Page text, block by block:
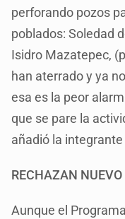
perforando pozos
poblados: Soledad
Isidro Mazatepec,
han aterrado y ya
esa es la peor
que se pare la
añadió la
RECHAZAN
Aunque el